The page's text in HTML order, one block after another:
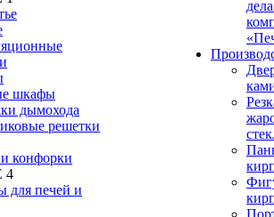
шкафы
дымохода
решетки
конфорки
4